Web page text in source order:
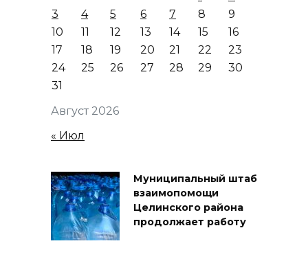
Август 2026
3
4 5 6 7 8
9
10
11 12 13 14 15
16
17
18 19 20 21 22
23
24
25 26 27 28 29
30
31
« Июл
Муниципальный штаб
взаимопомощи
Целинского района
продолжает работу